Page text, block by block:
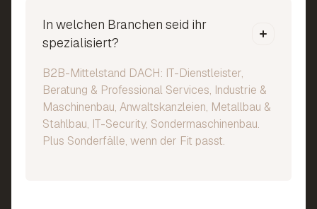
In welchen Branchen seid ihr
spezialisiert?
B2B-Mittelstand DACH: IT-Dienstleister,
Beratung & Professional Services, Industrie &
Maschinenbau, Anwaltskanzleien, Metallbau &
Stahlbau, IT-Security, Sondermaschinenbau.
Plus Sonderfälle, wenn der Fit passt.